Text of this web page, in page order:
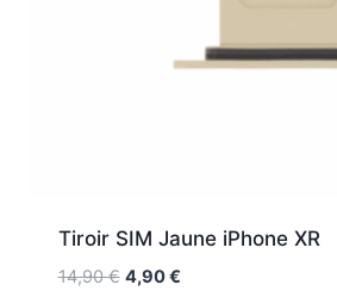
Tiroir SIM Jaune iPhone XR
14,90€ 4,90€